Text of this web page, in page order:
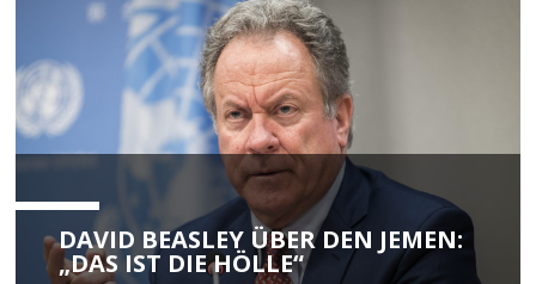
DAVID BEASLEY ÜBER DEN JEMEN:
„DAS IST DIE HÖLLE“